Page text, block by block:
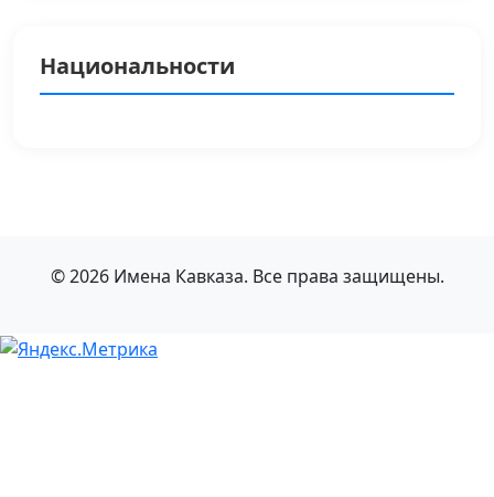
Национальности
© 2026 Имена Кавказа. Все права защищены.